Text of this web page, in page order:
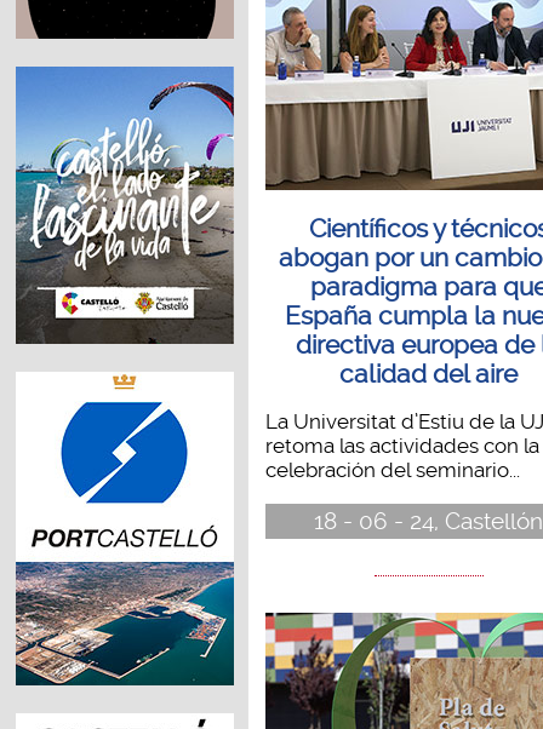
Científicos y
abogan por un
paradigma para
España cumpla la
directiva europea de
calidad del aire
La Universitat d’Estiu de la
retoma las actividades con la
celebración del seminario...
18 - 06 - 24, Castellón